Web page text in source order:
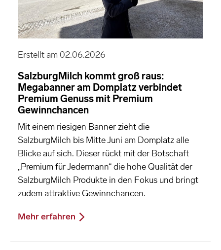
Erstellt am 02.06.2026
SalzburgMilch kommt groß raus:
Megabanner am Domplatz verbindet
Premium Genuss mit Premium
Gewinnchancen
Mit einem riesigen Banner zieht die
SalzburgMilch bis Mitte Juni am Domplatz alle
Blicke auf sich. Dieser rückt mit der Botschaft
„Premium für Jedermann“ die hohe Qualität der
SalzburgMilch Produkte in den Fokus und bringt
zudem attraktive Gewinnchancen.
Mehr erfahren